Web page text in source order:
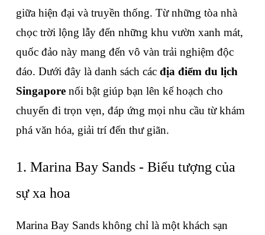
giữa hiện đại và truyền thống. Từ những tòa nhà
chọc trời lộng lẫy đến những khu vườn xanh mát,
quốc đảo này mang đến vô vàn trải nghiệm độc
đáo. Dưới đây là danh sách các địa điểm du lịch
Singapore nổi bật giúp bạn lên kế hoạch cho
chuyến đi trọn vẹn, đáp ứng mọi nhu cầu từ khám
phá văn hóa, giải trí đến thư giãn.
1. Marina Bay Sands - Biểu tượng của
sự xa hoa
Marina Bay Sands không chỉ là một khách sạn